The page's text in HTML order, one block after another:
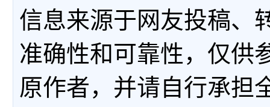
信息来源于网友投稿、
准确性和可靠性，仅供
原作者，并请自行承担